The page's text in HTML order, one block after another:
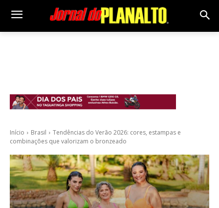
Início Brasil
Tendências do Verão 2026: cores, estampas e
combinações que valorizam o bronzeado